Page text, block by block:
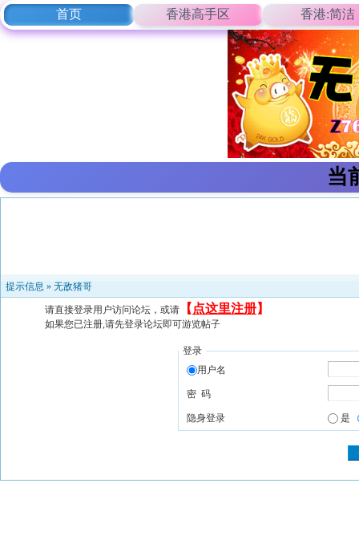
首页 香港高手区 香港:简洁
当
提示信息 » 无敌猪哥
请直接登录用户访问论坛，或请 【 点这里注册】
如果您已注册,请先登录论坛即可游览帖子
登录
用户名
密 码
隐身登录 是